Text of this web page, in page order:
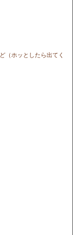
（ホッとしたら出てく